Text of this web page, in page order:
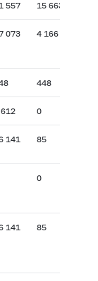
557 15 663
073 4 166
448
0
141 85
0
141 85